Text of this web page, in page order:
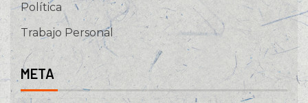
Política
Trabajo Personal
META